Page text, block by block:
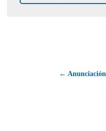
← Anunciación